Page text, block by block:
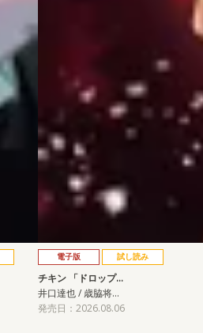
電子版 試し読み
チキン 「ドロップ…
井口達也 / 歳脇将…
発売日：2026.08.06